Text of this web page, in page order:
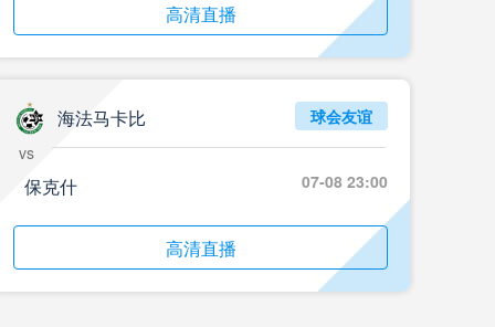
高清直播
海法马卡比
vs
保克什
球会友谊
07-08 23:00
高清直播